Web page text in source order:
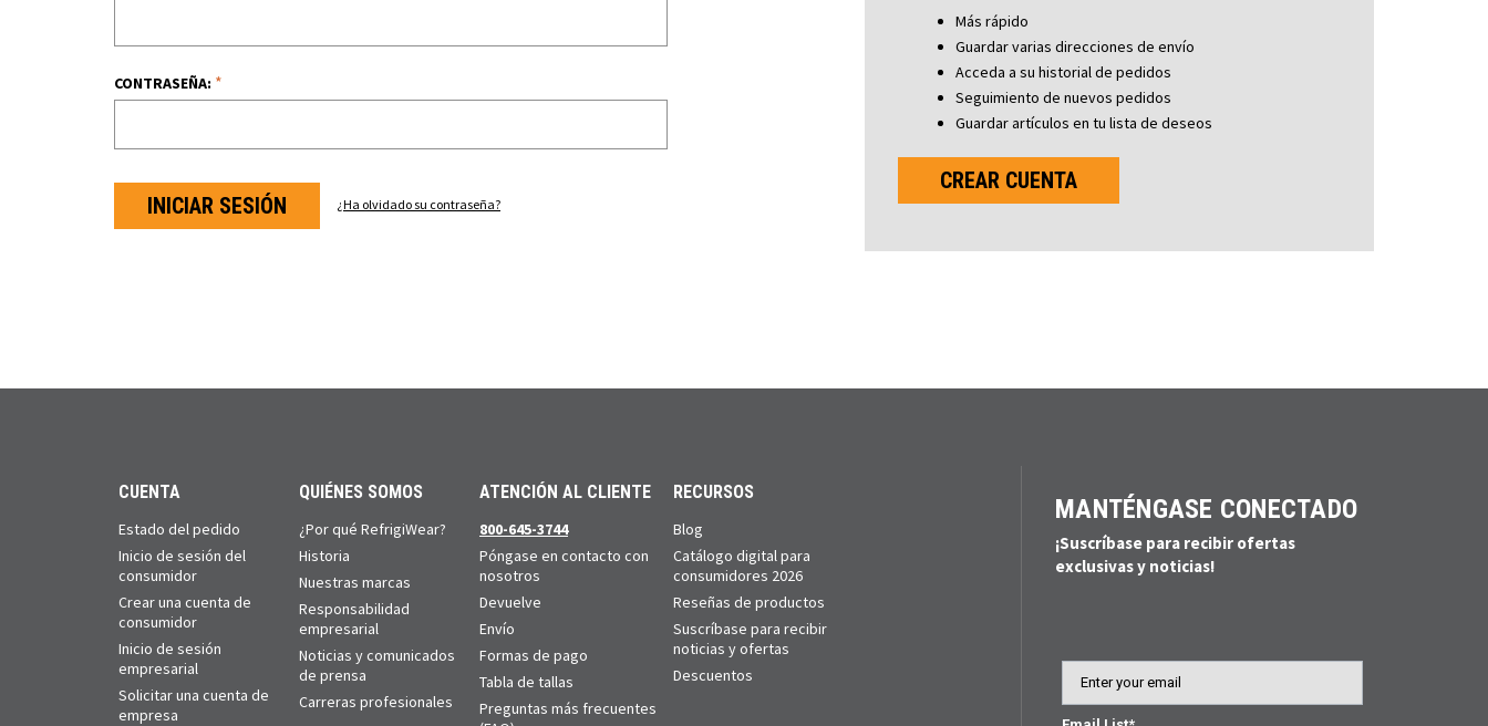
CONTRASEÑA: *
¿Ha olvidado su contraseña?
Más rápido
Guardar varias direcciones de envío
Acceda a su historial de pedidos
Seguimiento de nuevos pedidos
Guardar artículos en tu lista de deseos
CREAR CUENTA
CUENTA
Estado del pedido
Inicio de sesión del
consumidor
Crear una cuenta de
consumidor
Inicio de sesión
empresarial
Solicitar una cuenta de
empresa
QUIÉNES SOMOS
¿Por qué RefrigiWear?
Historia
Nuestras marcas
Responsabilidad
empresarial
Noticias y comunicados
de prensa
Carreras profesionales
ATENCIÓN AL CLIENTE
800-645-3744
Póngase en contacto con
nosotros
Devuelve
Envío
Formas de pago
Tabla de tallas
Preguntas más frecuentes
RECURSOS
Blog
Catálogo digital para
consumidores 2026
Reseñas de productos
Suscríbase para recibir
noticias y ofertas
Descuentos
MANTÉNGASE CONECTADO
¡Suscríbase para recibir ofertas
exclusivas y noticias!